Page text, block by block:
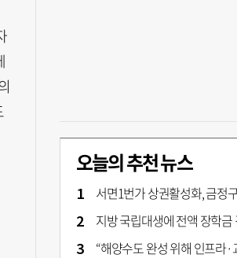
오늘의 추천 뉴스
서면1번가 상권활성화, 금정구 용역 그대
지방 국립대생에 전액 장학금
“해양수도 완성 위해 인프라·교육·세제 등 전방위 지원”…부산해양수도특별법